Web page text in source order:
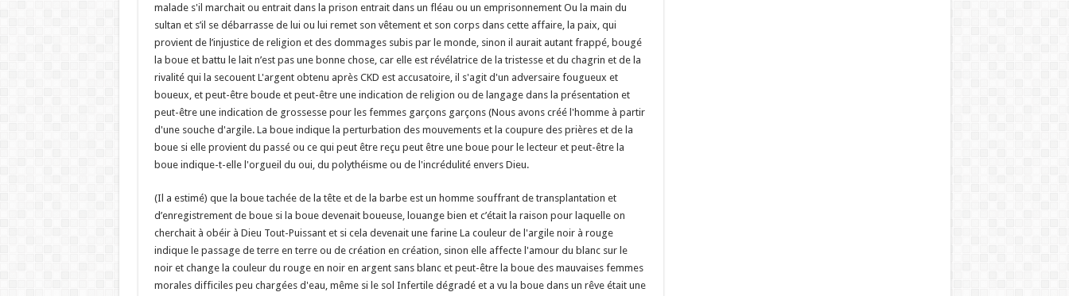
malade s'il marchait ou entrait dans la prison entrait dans un fléau ou un emprisonnement Ou la main du
sultan et s’il se débarrasse de lui ou lui remet son vêtement et son corps dans cette affaire, la paix, qui
provient de l’injustice de religion et des dommages subis par le monde, sinon il aurait autant frappé, bougé
la boue et battu le lait n’est pas une bonne chose, car elle est révélatrice de la tristesse et du chagrin et de la
rivalité qui la secouent L'argent obtenu après CKD est accusatoire, il s'agit d'un adversaire fougueux et
boueux, et peut-être boude et peut-être une indication de religion ou de langage dans la présentation et
peut-être une indication de grossesse pour les femmes garçons garçons (Nous avons créé l'homme à partir
d'une souche d'argile. La boue indique la perturbation des mouvements et la coupure des prières et de la
boue si elle provient du passé ou ce qui peut être reçu peut être une boue pour le lecteur et peut-être la
boue indique-t-elle l'orgueil du oui, du polythéisme ou de l'incrédulité envers Dieu.
(Il a estimé) que la boue tachée de la tête et de la barbe est un homme souffrant de transplantation et
d’enregistrement de boue si la boue devenait boueuse, louange bien et c’était la raison pour laquelle on
cherchait à obéir à Dieu Tout-Puissant et si cela devenait une farine La couleur de l'argile noir à rouge
indique le passage de terre en terre ou de création en création, sinon elle affecte l'amour du blanc sur le
noir et change la couleur du rouge en noir en argent sans blanc et peut-être la boue des mauvaises femmes
morales difficiles peu chargées d'eau, même si le sol Infertile dégradé et a vu la boue dans un rêve était une